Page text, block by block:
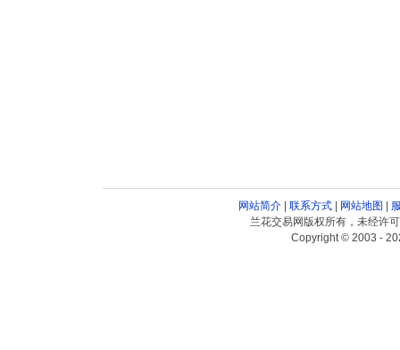
网站简介| 联系方式| 网站地图
兰花交易网版权所有，未经许
Copyright © 2003 -